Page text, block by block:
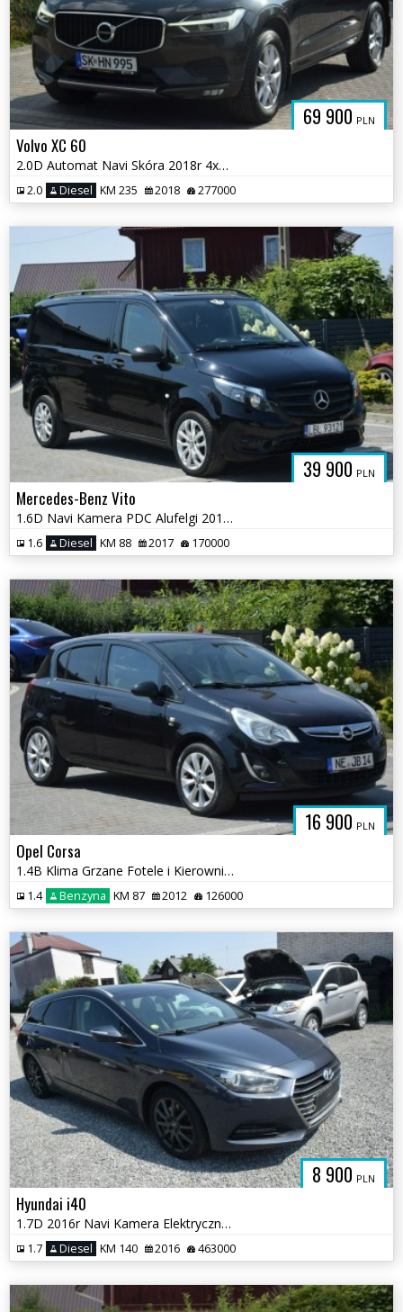
69 900 PLN
Volvo XC 60
2.0D Automat Navi Skóra 2018r 4x4 Nowy Rozrząd Sprowadzony Opłacony
2.0 Diesel KM 235 2018 277000
39 900 PLN
Mercedes-Benz Vito
1.6D Navi Kamera PDC Alufelgi 2017r Sprowadzony
1.6 Diesel KM 88 2017 170000
16 900 PLN
Opel Corsa
1.4B Klima Grzane Fotele i Kierownica 126 TYS KM Sprowadzony
1.4 Benzyna KM 87 2012 126000
8 900 PLN
Hyundai i40
1.7D 2016r Navi Kamera Elektryczna Klapa Sprowadzony
1.7 Diesel KM 140 2016 463000